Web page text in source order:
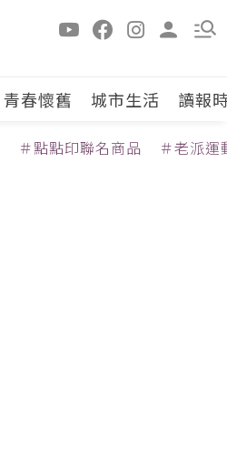
青春懷舊 城市生活 讀報
＃點點印聯名商品 ＃老派運